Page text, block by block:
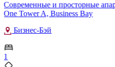
Современные и просторные
One Tower A, Business Bay
Бизнес-Бэй
1